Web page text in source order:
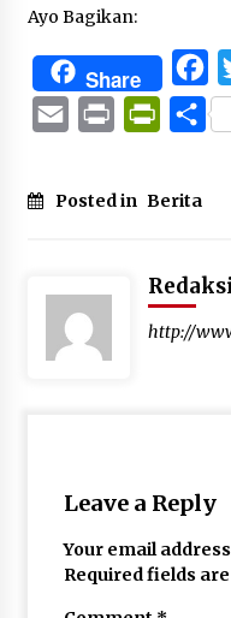
Ayo Bagikan:
Share
Email Print
Posted in Berita
http://
Leave a Reply
Your email
Required fields